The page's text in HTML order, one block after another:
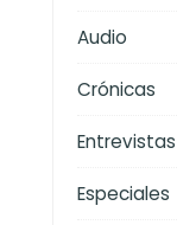
Audio
Crónicas
Entrevistas
Especiales